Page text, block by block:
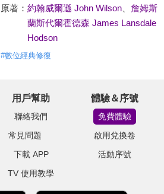
原著： 約翰威爾遜 John Wilson、 詹姆斯
蘭斯代爾霍德森 James Lansdale
Hodson
#數位經典修復
用戶幫助
聯絡我們
常見問題
下載 APP
TV 使用教學
體驗＆序號
免費體驗
啟用兌換卷
活動序號